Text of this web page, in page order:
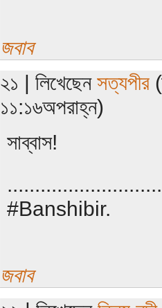
জবাব
২১ | লিখেছেন সত্যপীর
১১:১৬অপরাহ্ন)
সাব্বাস!
#Banshibir.
জবাব